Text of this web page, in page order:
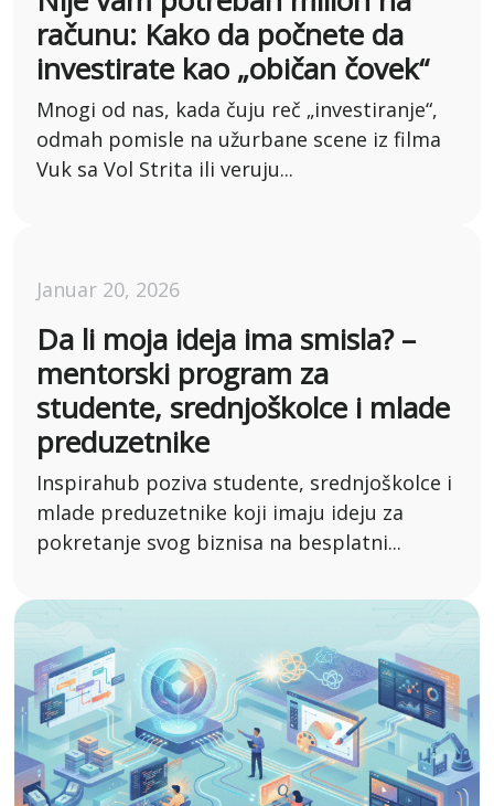
računu: Kako da počnete da
investirate kao „običan čovek“
Mnogi od nas, kada čuju reč „investiranje“,
odmah pomisle na užurbane scene iz filma
Vuk sa Vol Strita ili veruju...
Januar 20, 2026
Da li moja ideja ima smisla? –
mentorski program za
studente, srednjoškolce i mlade
preduzetnike
Inspirahub poziva studente, srednjoškolce i
mlade preduzetnike koji imaju ideju za
pokretanje svog biznisa na besplatni...